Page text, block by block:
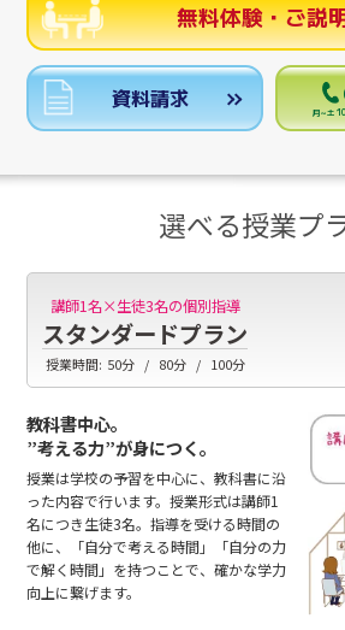
無料体験・ご説
資料請求 月～土
選べる授業プ
講師1名×生徒3名の個別指導
スタンダードプラン
授業時間: 50分 80分 100分
教科書中心。
”考える力”が身につく。
授業は学校の予習を中心に、教科書に沿
った内容で行います。授業形式は講師1
名につき生徒3名。指導を受ける時間の
他に、「自分で考える時間」「自分の力
で解く時間」を持つことで、確かな学力
向上に繋げます。